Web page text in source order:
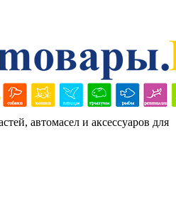
автомасел и аксессуаров для